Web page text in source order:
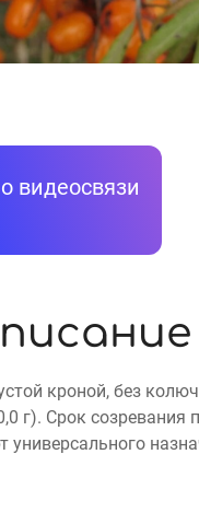
видеосвязи
кроной, без
г). Срок созревания